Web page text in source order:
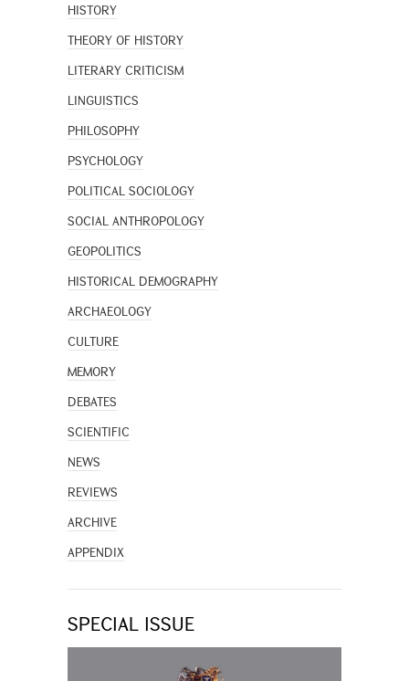
HISTORY
THEORY OF HISTORY
LITERARY CRITICISM
LINGUISTICS
PHILOSOPHY
PSYCHOLOGY
POLITICAL SOCIOLOGY
SOCIAL ANTHROPOLOGY
GEOPOLITICS
HISTORICAL DEMOGRAPHY
ARCHAEOLOGY
CULTURE
MEMORY
DEBATES
SCIENTIFIC
NEWS
REVIEWS
ARCHIVE
APPENDIX
SPECIAL ISSUE